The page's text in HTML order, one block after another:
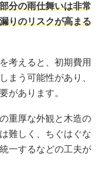
分の雨仕舞いは非常
りのリスクが高まる
考えると、初期費用
まう可能性があり、
があります。
重厚な外観と木造の
難しく、ちぐはぐな
一するなどの工夫が